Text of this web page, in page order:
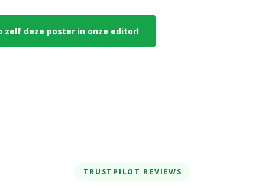
zelf deze poster in onze editor!
TRUSTPILOT REVIEWS